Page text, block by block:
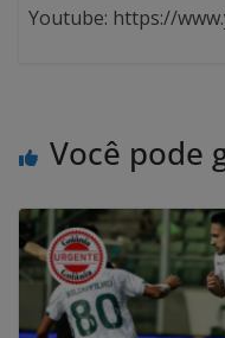
Youtube: https://
Você pode